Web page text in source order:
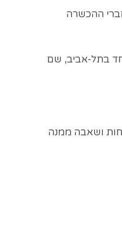
חברי ההכשרה
המאוחד בתל-אביב, שם
ושאבה ממנה